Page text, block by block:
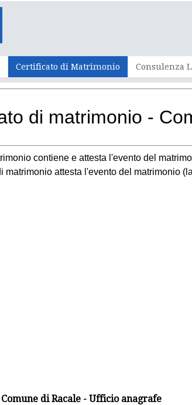
Certificato di Matrimonio Consulenza
di matrimonio -
contiene e attesta l'evento del
attesta l'evento del matrimonio
Comune di Racale - Ufficio anagrafe